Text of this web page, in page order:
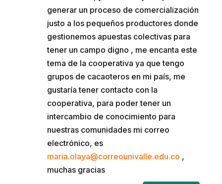
generar un proceso de comercialización
justo a los pequeños productores donde
gestionemos apuestas colectivas para
tener un campo digno , me encanta este
tema de la cooperativa ya que tengo
grupos de cacaoteros en mi país, me
gustaría tener contacto con la
cooperativa, para poder tener un
intercambio de conocimiento para
nuestras comunidades mi correo
electrónico, es
maria.olaya@correounivalle.edu.co ,
muchas gracias